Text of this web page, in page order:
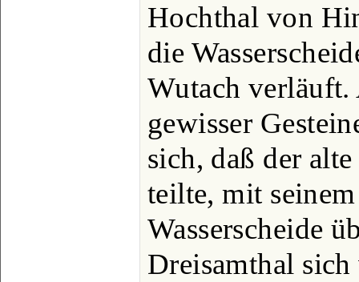
Hochthal von
die
Wutach verläuft.
gewisser
sich, daß der
teilte, mit
Wasserscheide
Dreisamthal